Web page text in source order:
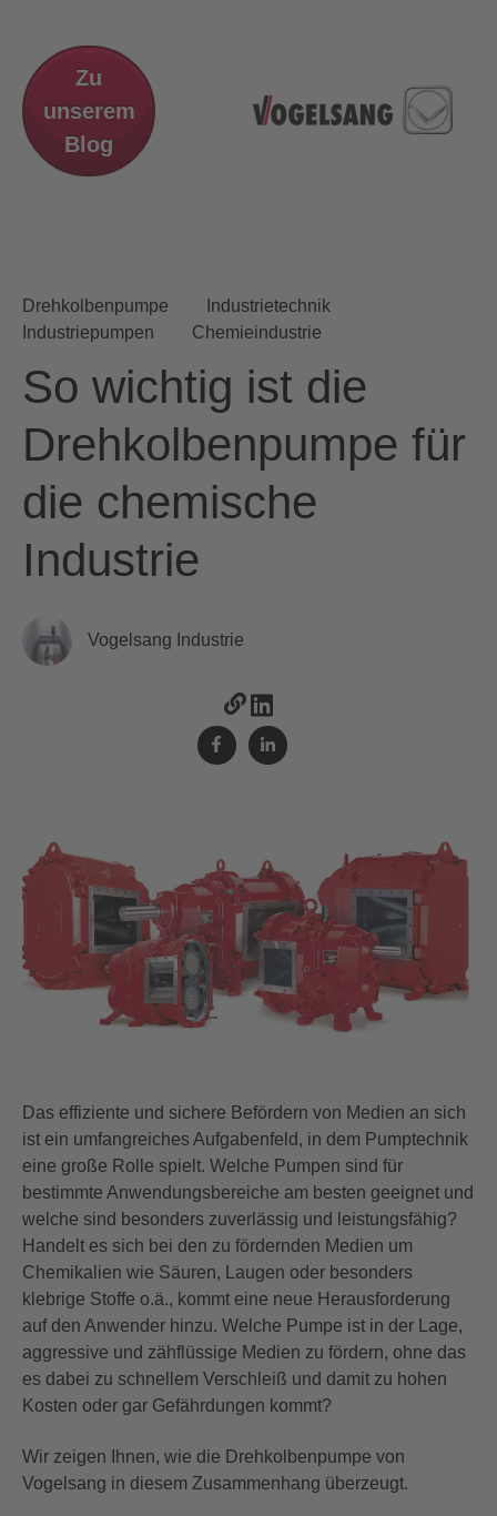
Zu
unserem
Blog
Drehkolbenpumpe
Industrietechnik
Industriepumpen
Chemieindustrie
So wichtig ist die
Drehkolbenpumpe für
die chemische
Industrie
Vogelsang Industrie
Das effiziente und sichere Befördern von Medien an sich
ist ein umfangreiches Aufgabenfeld, in dem Pumptechnik
eine große Rolle spielt. Welche Pumpen sind für
bestimmte Anwendungsbereiche am besten geeignet und
welche sind besonders zuverlässig und leistungsfähig?
Handelt es sich bei den zu fördernden Medien um
Chemikalien wie Säuren,
Laugen oder besonders
klebrige Stoffe o.ä., kommt eine neue Herausforderung
aufden Anwender hinzu. Welche Pumpe ist in der Lage,
aggressive und zähflüssige Medien zu fördern, ohne das
es dabei zu schnellem Verschleiß und damit zu hohen
Kosten oder gar Gefährdungen kommt?
Wir zeigen Ihnen, wie die Drehkolbenpumpe von
Vogelsang in diesem Zusammenhang überzeugt.